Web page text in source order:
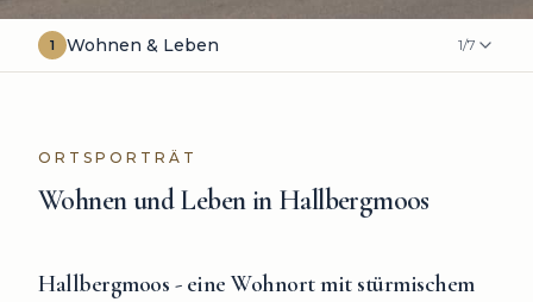
1 Wohnen & Leben 1/7
ORTSPORTRÄT
Wohnen und Leben in Hallbergmoos
Hallbergmoos - eine Wohnort mit stürmischem